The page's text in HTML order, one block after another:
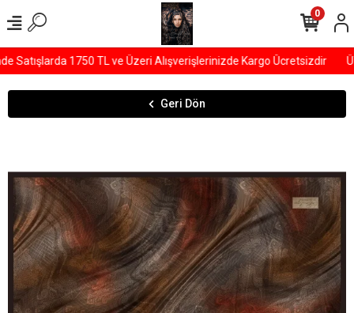
1750 TL ve Üzeri Alışverişlerinizde Kargo Ücretsizdir
0
Geri Dön